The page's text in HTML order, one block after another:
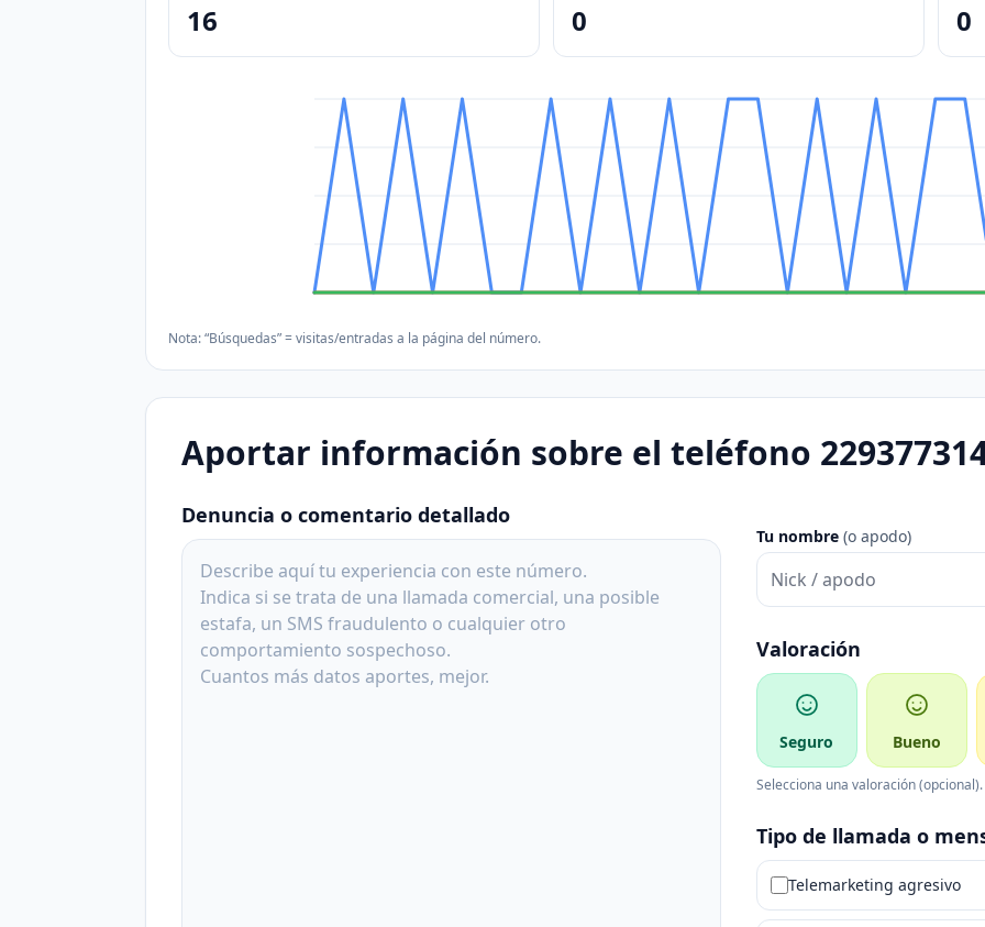
16 0 0
Nota: “Búsquedas” = visitas/entradas a la página del número.
Aportar información sobre el teléfono
Denuncia o comentario detallado
Tu nombre (o apodo)
Valoración
Seguro Bueno
Selecciona una valoración (opcional).
Tipo de llamada o
Telemarketing agresivo